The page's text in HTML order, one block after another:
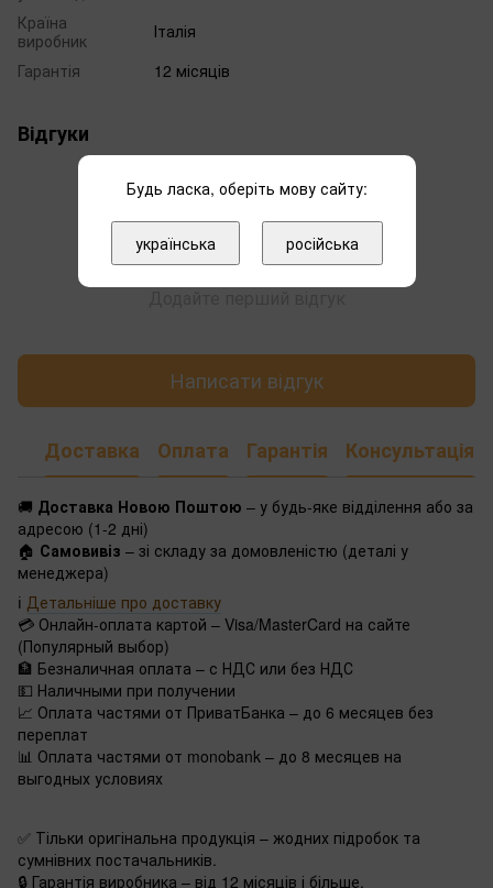
Країна
виробник
Італія
Гарантія
12 місяців
Відгуки
Написати відгук
Доставка Оплата Гарантія Консультація
🚚 Доставка Новою Поштою – у будь-яке відділення або за
адресою (1-2 дні)
🏠 Самовивіз – зі складу за домовленістю (деталі у
менеджера)
ℹ️ Детальніше про доставку
💳 Онлайн-оплата картой – Visa/MasterCard на сайте
(Популярный выбор)
🏦 Безналичная оплата – с НДС или без НДС
💵 Наличными при получении
📈 Оплата частями от ПриватБанка – до 6 месяцев без
переплат
📊 Оплата частями от monobank – до 8 месяцев на
выгодных условиях
✅ Тільки оригінальна продукція – жодних підробок та
сумнівних постачальників.
🔒 Гарантія виробника – від 12 місяців і більше.
Будь ласка, оберіть мову сайту:
українська російська